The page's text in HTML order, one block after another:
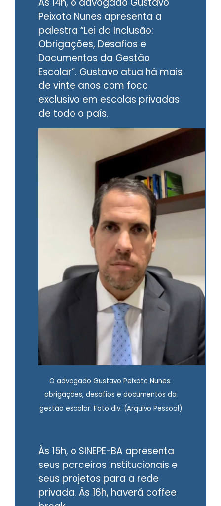
Às 14h, o advogado Gustavo
Peixoto Nunes apresenta a
palestra “Lei da Inclusão:
Obrigações, Desafios e
Documentos da Gestão
Escolar”. Gustavo atua há mais
de vinte anos com foco
exclusivo em escolas privadas
de todo o país.
O advogado Gustavo Peixoto Nunes:
obrigações, desafios e documentos da
gestão escolar. Foto div. (Arquivo Pessoal)
Às 15h, o SINEPE-BA apresenta
seus parceiros institucionais e
seus projetos para a rede
privada. Às 16h, haverá coffee